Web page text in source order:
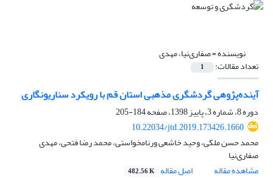
نویسنده =صفاری‌نیا، مهدی
تعداد مقالات: 1
آینده‌پژوهی گردشگری مذهبی استان قم با رویکرد سناریونگاری
دوره 8، شماره 3، پاییز 1398، صفحه
184-205
10.22034/jtd.2019.173426.1660
محمد حسن ملکی، وحید خاشعی ورنامخواستی، محمد رضا فتحی، مهدی
صفاری‌نیا
مشاهده مقاله
اصل مقاله 482.56 K